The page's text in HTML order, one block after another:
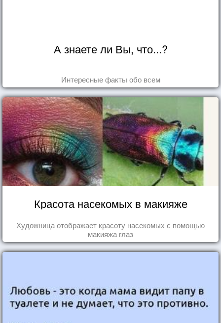
А знаете ли Вы, что...?
Интересные факты обо всем
Красота насекомых в макияже
Художница отображает красоту насекомых с помощью
макияжа глаз